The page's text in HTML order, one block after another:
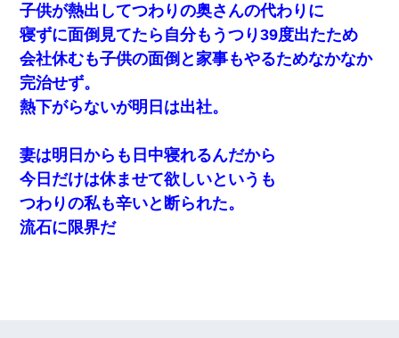
子供が熱出してつわりの奥さんの代わりに
寝ずに面倒見てたら自分もうつり39度出たため
会社休むも子供の面倒と家事もやるためなかなか
完治せず。
熱下がらないが明日は出社。
妻は明日からも日中寝れるんだから
今日だけは休ませて欲しいというも
つわりの私も辛いと断られた。
流石に限界だ